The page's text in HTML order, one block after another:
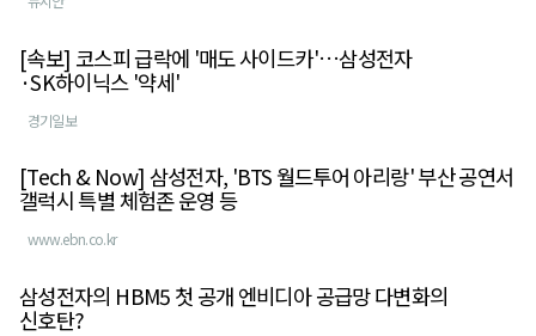
[속보] 코스피 급락에 '매도 사이드카'…삼성전자
·SK하이닉스 '약세'
경기일보
[Tech & Now] 삼성전자, 'BTS 월드투어 아리랑' 부산 공연서
갤럭시 특별 체험존 운영 등
www.ebn.co.kr
삼성전자의 HBM5 첫 공개 엔비디아 공급망 다변화의
신호탄?